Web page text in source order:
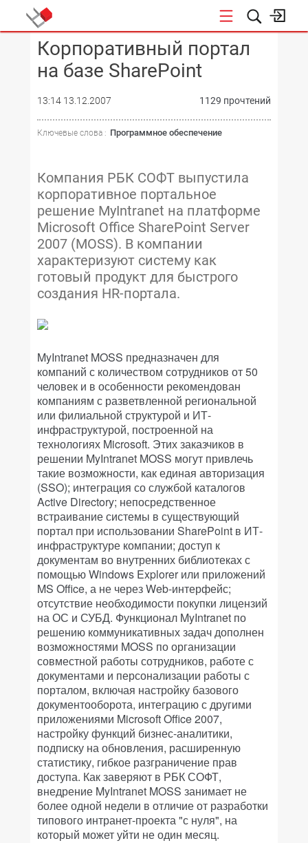
КОНФЕРЕНЦИИ
Корпоративный портал
на базе SharePoint
13:14 13.12.2007 1129 прочтений
Ключевые слова : Программное обеспечение
Компания РБК СОФТ выпустила
корпоративное портальное
решение MyIntranet на платформе
Microsoft Office SharePoint Server
2007 (MOSS). В компании
характеризуют систему как
готовый продукт для быстрого
создания HR-портала.
MyIntranet MOSS предназначен для
компаний с количеством сотрудников от 50
человек и в особенности рекомендован
компаниям с разветвленной региональной
или филиальной структурой и ИТ-
инфраструктурой, построенной на
технологиях Microsoft. Этих заказчиков в
решении MyIntranet MOSS могут привлечь
такие возможности, как единая авторизация
(SSO); интеграция со службой каталогов
Active Directory; непосредственное
встраивание системы в существующий
портал при использовании SharePoint в ИТ-
инфраструктуре компании; доступ к
документам во внутренних библиотеках с
помощью Windows Explorer или приложений
MS Office, а не через Web-интерфейс;
отсутствие необходимости покупки лицензий
на ОС и СУБД. Функционал MyIntranet по
решению коммуникативных задач дополнен
возможностями MOSS по организации
совместной работы сотрудников, работе с
документами и персонализации работы с
порталом, включая настройку базового
документооборота, интеграцию с другими
приложениями Microsoft Office 2007,
настройку функций бизнес-аналитики,
подписку на обновления, расширенную
статистику, гибкое разграничение прав
доступа. Как заверяют в РБК СОФТ,
внедрение MyIntranet MOSS занимает не
более одной недели в отличие от разработки
типового интранет-проекта "с нуля", на
который может уйти не один месяц.